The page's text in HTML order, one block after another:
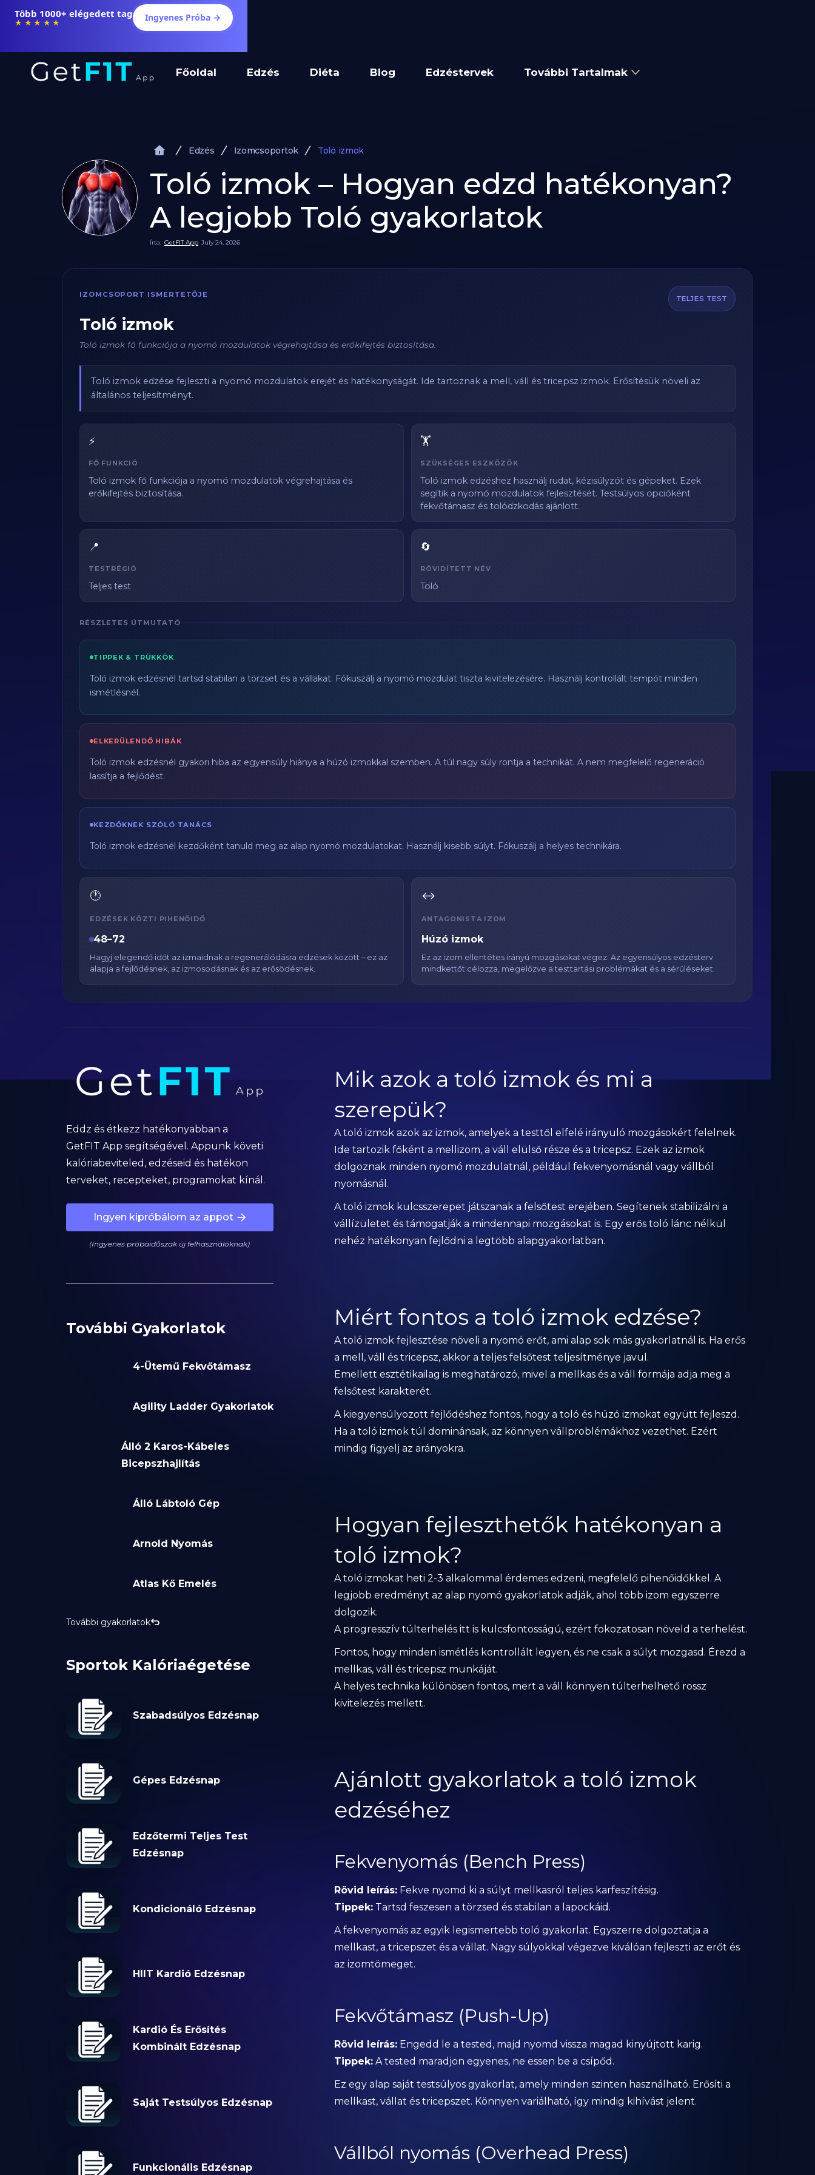
Több 1000+ elégedett tag
★★★★★ Ingyenes Próba →
Főoldal Edzés Diéta Blog Edzéstervek További Tartalmak
Edzés Izomcsoportok Toló izmok
Toló izmok – Hogyan edzd hatékonyan?
A legjobb Toló gyakorlatok
Írta: GetFIT App July 24, 2026
IZOMCSOPORT ISMERTETŐJE
Toló izmok
Toló izmok fő funkciója a nyomó mozdulatok végrehajtása és erőkifejtés biztosítása.
TELJES TEST
Toló izmok edzése fejleszti a nyomó mozdulatok erejét és hatékonyságát. Ide tartoznak a mell, váll és tricepsz izmok. Erősítésük növeli az
általános teljesítményt.
⚡
FŐ FUNKCIÓ
Toló izmok fő funkciója a nyomó mozdulatok végrehajtása és
erőkifejtés biztosítása.
🏋️
SZÜKSÉGES ESZKÖZÖK
Toló izmok edzéshez használj rudat, kézisúlyzót és gépeket. Ezek
segítik a nyomó mozdulatok fejlesztését. Testsúlyos opcióként
fekvőtámasz és tolódzkodás ajánlott.
📍
TESTRÉGIÓ
Teljes test
🔄
RÖVIDÍTETT NÉV
Toló
RÉSZLETES ÚTMUTATÓ
TIPPEK & TRÜKKÖK
Toló izmok edzésnél tartsd stabilan a törzset és a vállakat. Fókuszálj a nyomó mozdulat tiszta kivitelezésére. Használj kontrollált tempót minden
ismétlésnél.
ELKERÜLENDŐ HIBÁK
Toló izmok edzésnél gyakori hiba az egyensúly hiánya a húzó izmokkal szemben. A túl nagy súly rontja a technikát. A nem megfelelő regeneráció
lassítja a fejlődést.
KEZDŐKNEK SZÓLÓ TANÁCS
Toló izmok edzésnél kezdőként tanuld meg az alap nyomó mozdulatokat. Használj kisebb súlyt. Fókuszálj a helyes technikára.
🕐
EDZÉSEK KÖZTI PIHENŐIDŐ
48–72
Hagyj elegendő időt az izmaidnak a regenerálódásra edzések között – ez az
alapja a fejlődésnek, az izmosodásnak és az erősödésnek.
↔️
ANTAGONISTA IZOM
Húzó izmok
Ez az izom ellentétes irányú mozgásokat végez. Az egyensúlyos edzésterv
mindkettőt célozza, megelőzve a testtartási problémákat és a sérüléseket.
Eddz és étkezz hatékonyabban a
GetFIT App segítségével. Appunk követi
kalóriabeviteled, edzéseid és hatékon
terveket, recepteket, programokat kínál.
Ingyen kipróbálom az appot
(Ingyenes próbaidőszak új felhasználóknak)
További Gyakorlatok
4-Ütemű Fekvőtámasz
Agility Ladder Gyakorlatok
Álló 2 Karos-Kábeles
Bicepszhajlítás
Álló Lábtoló Gép
Arnold Nyomás
Atlas Kő Emelés
További gyakorlatok
Sportok Kalóriaégetése
Szabadsúlyos Edzésnap
Gépes Edzésnap
Edzőtermi Teljes Test
Edzésnap
Kondicionáló Edzésnap
HIIT Kardió Edzésnap
Kardió És Erősítés
Kombinált Edzésnap
Saját Testsúlyos Edzésnap
Funkcionális Edzésnap
Mik azok a toló izmok és mi a
szerepük?
A toló izmok azok az izmok, amelyek a testtől elfelé irányuló mozgásokért felelnek.
Ide tartozik főként a mellizom, a váll elülső része és a tricepsz. Ezek az izmok
dolgoznak minden nyomó mozdulatnál, például fekvenyomásnál vagy vállból
nyomásnál.
A toló izmok kulcsszerepet játszanak a felsőtest erejében. Segítenek stabilizálni a
vállízületet és támogatják a mindennapi mozgásokat is. Egy erős toló lánc nélkül
nehéz hatékonyan fejlődni a legtöbb alapgyakorlatban.
Miért fontos a toló izmok edzése?
A toló izmok fejlesztése növeli a nyomó erőt, ami alap sok más gyakorlatnál is. Ha erős
a mell, váll és tricepsz, akkor a teljes felsőtest teljesítménye javul.
Emellett esztétikailag is meghatározó, mivel a mellkas és a váll formája adja meg a
felsőtest karakterét.
A kiegyensúlyozott fejlődéshez fontos, hogy a toló és húzó izmokat együtt fejleszd.
Ha a toló izmok túl dominánsak, az könnyen vállproblémákhoz vezethet. Ezért
mindig figyelj az arányokra.
Hogyan fejleszthetők hatékonyan a
toló izmok?
A toló izmokat heti 2-3 alkalommal érdemes edzeni, megfelelő pihenőidőkkel. A
legjobb eredményt az alap nyomó gyakorlatok adják, ahol több izom egyszerre
dolgozik.
A progresszív túlterhelés itt is kulcsfontosságú, ezért fokozatosan növeld a terhelést.
Fontos, hogy minden ismétlés kontrollált legyen, és ne csak a súlyt mozgasd. Érezd a
mellkas, váll és tricepsz munkáját.
A helyes technika különösen fontos, mert a váll könnyen túlterhelhető rossz
kivitelezés mellett.
Ajánlott gyakorlatok a toló izmok
edzéséhez
Fekvenyomás (Bench Press)
Rövid leírás:Fekve nyomd ki a súlyt mellkasról teljes karfeszítésig.
Tippek:Tartsd feszesen a törzsed és stabilan a lapockáid.
A fekvenyomás az egyik legismertebb toló gyakorlat. Egyszerre dolgoztatja a
mellkast, a tricepszet és a vállat. Nagy súlyokkal végezve kiválóan fejleszti az erőt és
az izomtömeget.
Fekvőtámasz (Push-Up)
Rövid leírás:Engedd le a tested, majd nyomd vissza magad kinyújtott karig.
Tippek:A tested maradjon egyenes, ne essen be a csípőd.
Ez egy alap saját testsúlyos gyakorlat, amely minden szinten használható. Erősíti a
mellkast, vállat és tricepszet. Könnyen variálható, így mindig kihívást jelent.
Vállból nyomás (Overhead Press)